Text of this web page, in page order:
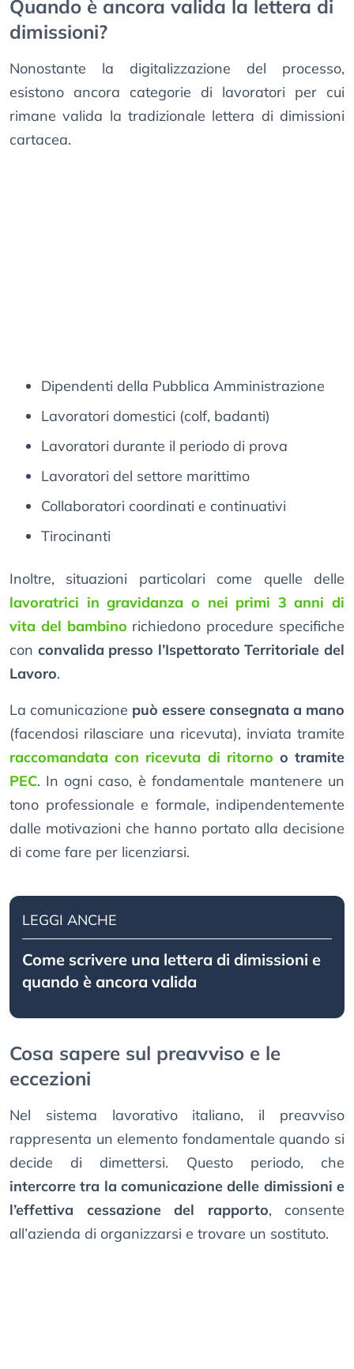
Quando è ancora valida la lettera di
dimissioni?
Nonostante la digitalizzazione del processo,
esistono ancora categorie di lavoratori per cui
rimane valida la tradizionale lettera di dimissioni
cartacea.
Dipendenti della Pubblica Amministrazione
Lavoratori domestici (colf, badanti)
Lavoratori durante il periodo di prova
Lavoratori del settore marittimo
Collaboratori coordinati e continuativi
Tirocinanti
Inoltre, situazioni particolari come quelle delle
lavoratrici in gravidanza o nei primi 3 anni di
vita del bambino richiedono procedure specifiche
con convalida presso l’Ispettorato Territoriale del
Lavoro.
La comunicazione può essere consegnata a mano
(facendosi rilasciare una ricevuta), inviata tramite
raccomandata con ricevuta di ritorno o tramite
PEC. In ogni caso, è fondamentale mantenere un
tono professionale e formale, indipendentemente
dalle motivazioni che hanno portato alla decisione
di come fare per licenziarsi.
LEGGI ANCHE
Come scrivere una lettera di dimissioni e
quando è ancora valida
Cosa sapere sul preavviso e le
eccezioni
Nel sistema lavorativo italiano, il preavviso
rappresenta un elemento fondamentale quando si
decide di dimettersi. Questo periodo, che
intercorre tra la comunicazione delle dimissioni e
l’effettiva cessazione del rapporto, consente
all’azienda di organizzarsi e trovare un sostituto.